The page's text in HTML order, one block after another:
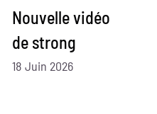
Nouvelle vidéo
de strong
18 Juin 2026